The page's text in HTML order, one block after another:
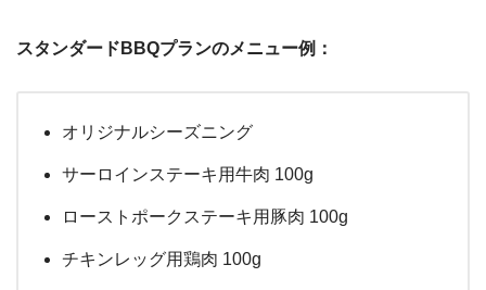
スタンダードBBQプランのメニュー例：
オリジナルシーズニング
サーロインステーキ用牛肉 100g
ローストポークステーキ用豚肉 100g
チキンレッグ用鶏肉 100g